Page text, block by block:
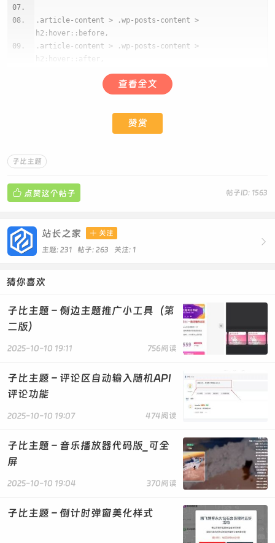
.article-content > .wp-posts-content >
h2:hover::before,
.article-content > .wp-posts-content >
h2:hover::after,
.article-content > .wp-posts-content >
h1:hover::before,
.article-content > .wp-posts-content >
h3:hover::after {
transform-origin: center !important;
transition: 0.4s;
.article-content .wp-posts-content h2::before,
.article-content .wp-posts-content h1::before,
box-shadow: none !important;
border-radius: 50% !important;
top: -5px !important;
.article-content .wp-posts-content h1::before,
.article-content .wp-posts-content h1::after {
background: linear-gradient(#409eff,
transparent) !important;
.article-content .wp-posts-content h2::before,
.article-content .wp-posts-content h2::after {
background: linear-gradient(#00ff62,
}
.article-content .wp-posts-content h3::before,
查看全文
赞赏
子比主题
帖子ID: 1563
 点赞这个帖子

站长之家  关注
主题: 231 帖子: 263 关注: 1
猜你喜欢
子比主题 – 侧边主题推广小工具（第
二版）
756阅读
2025-10-10 19:11
子比主题 – 评论区自动输入随机API
评论功能
474阅读
2025-10-10 19:07
子比主题 – 音乐播放器代码版_可全
屏
370阅读
2025-10-10 19:04
子比主题 – 倒计时弹窗美化样式